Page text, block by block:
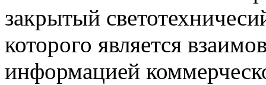
закрытый
которого является
информацией